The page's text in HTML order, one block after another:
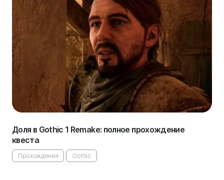
Доля в Gothic 1 Remake: полное прохождение
квеста
Прохождения Gothic